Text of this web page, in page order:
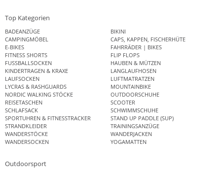
Top Kategorien
BADEANZÜGE
BIKINI
CAMPINGMÖBEL
CAPS, KAPPEN, FISCHERHÜTE
E-BIKES
FAHRRÄDER | BIKES
FITNESS SHORTS
FLIP FLOPS
FUSSBALLSOCKEN
HAUBEN & MÜTZEN
KINDERTRAGEN & KRAXE
LANGLAUFHOSEN
LAUFSOCKEN
LUFTMATRATZEN
LYCRAS & RASHGUARDS
MOUNTAINBIKE
NORDIC WALKING STÖCKE
OUTDOORSCHUHE
REISETASCHEN
SCOOTER
SCHLAFSACK
SCHWIMMSCHUHE
SPORTUHREN & FITNESSTRACKER
STAND UP PADDLE (SUP)
STRANDKLEIDER
TRAININGSANZÜGE
WANDERSTÖCKE
WANDERJACKEN
WANDERSOCKEN
YOGAMATTEN
Outdoorsport